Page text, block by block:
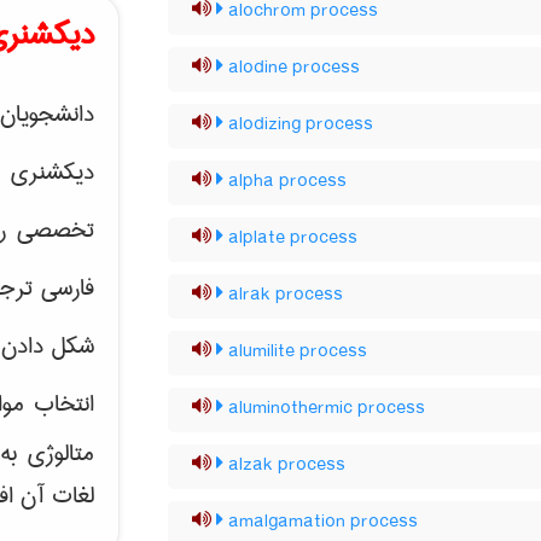
alochrom process
alodine process
alodizing process
alpha process
alplate process
alrak process
alumilite process
aluminothermic process
alzak process
amalgamation process
تخصصی
فارسی
شکل
انتخاب
متالوژی
لغات آن